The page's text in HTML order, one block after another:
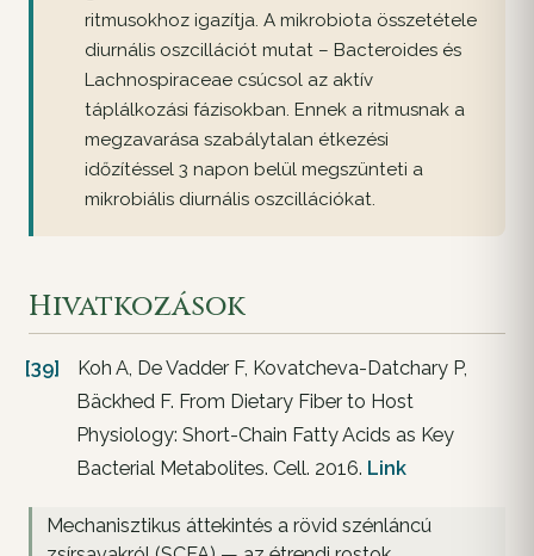
ritmusokhoz igazítja. A mikrobiota összetétele
diurnális oszcillációt mutat – Bacteroides és
Lachnospiraceae csúcsol az aktív
táplálkozási fázisokban. Ennek a ritmusnak a
megzavarása szabálytalan étkezési
időzítéssel 3 napon belül megszünteti a
mikrobiális diurnális oszcillációkat.
Hivatkozások
[39]
Koh A, De Vadder F, Kovatcheva-Datchary P,
Bäckhed F. From Dietary Fiber to Host
Physiology: Short-Chain Fatty Acids as Key
Bacterial Metabolites. Cell. 2016. Link
Mechanisztikus áttekintés a rövid szénláncú